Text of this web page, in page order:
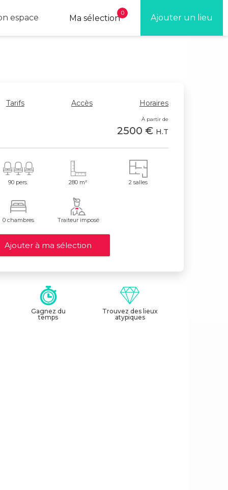
Ajouter un lieu
Ma sélection
0
espace
Tarifs Accès Horaires
À partir de
2500 € H.T
90 pers. 280 m² 2 salles
0 chambres Traiteur imposé
Gagnez du
temps
Trouvez des lieux
atypiques